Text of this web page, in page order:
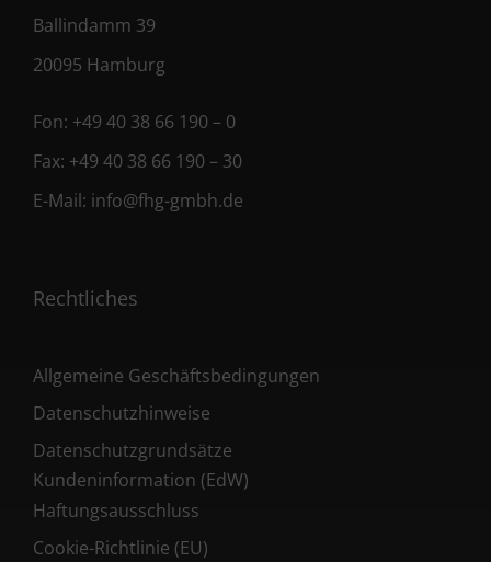
Ballindamm 39
20095 Hamburg
Fon: +49 40 38 66 190 – 0
Fax: +49 40 38 66 190 – 30
E-Mail: info@fhg-gmbh.de
Rechtliches
Allgemeine Geschäftsbedingungen
Datenschutzhinweise
Datenschutzgrundsätze
Kundeninformation (EdW)
Haftungsausschluss
Cookie-Richtlinie (EU)